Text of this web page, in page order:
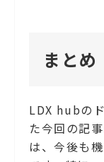
まとめ
LDX hubの
た今回の記
は、今後も